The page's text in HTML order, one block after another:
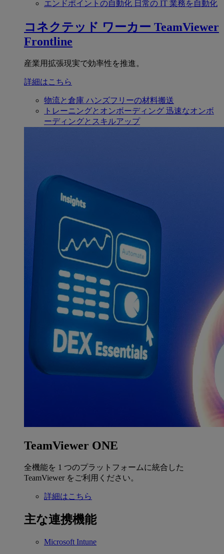
エンドポイントの自動化 日常の IT 業務を自動化
コネクテッド ワーカー TeamViewer
Frontline
産業用拡張現実で効率性を推進。
詳細はこちら
物流と倉庫 ハンズフリーの材料搬送
トレーニングとオンボーディング 迅速なオンボ
ーディングとスキルアップ
TeamViewer ONE
全機能を 1 つのプラットフォームに統合した
TeamViewer をご利用ください。
詳細はこちら
主な連携機能
Microsoft Intune